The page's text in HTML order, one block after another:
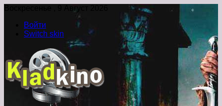
Воскресенье , 9 Август 2026
Войти
Switch skin